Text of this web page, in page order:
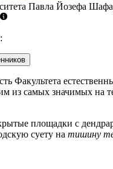
Павла Йозефа
Факультета
из самых значимых на
площадки с
суету на тишину